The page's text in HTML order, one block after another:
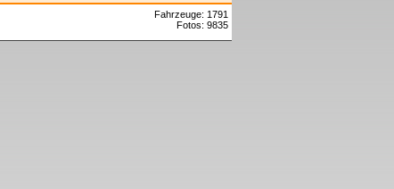
Fahrzeuge: 1791
Fotos: 9835